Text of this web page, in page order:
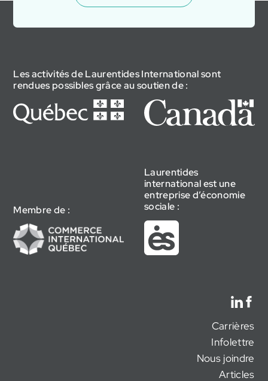
Les activités de Laurentides International sont
rendues possibles grâce au soutien de :
Membre de :
Laurentides
international est une
entreprise d’économie
sociale :
Carrières
Infolettre
Nous joindre
Articles